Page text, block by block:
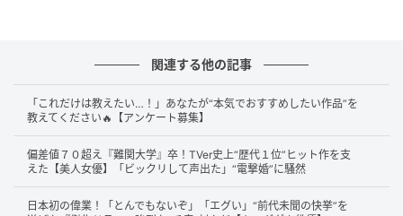
イドルの両軸で、早くから注目を集める存在となって
そんな松井さんに転機が訪れたのは2013年のことで
す。結婚情報誌『ゼクシィ』の「2013年CMガールオ
ーディション」で、約400人の中から見事グランプリの
栄冠を手にします。6代目CMガールに大抜擢され、ウ
関連する他の記事
「これだけは教えたい…！」あなたが“本気でおすすめしたい作品”を
教えてください🔥【アンケート募集】
偏差値７０超え『難関大学』卒！TVer史上“歴代１位”ヒット作を支
えた【美人女優】「ビックリして声出た」“電撃婚”に騒然
日本初の偉業！「とんでもないぞ」「エグい」“前代未聞の快挙”を